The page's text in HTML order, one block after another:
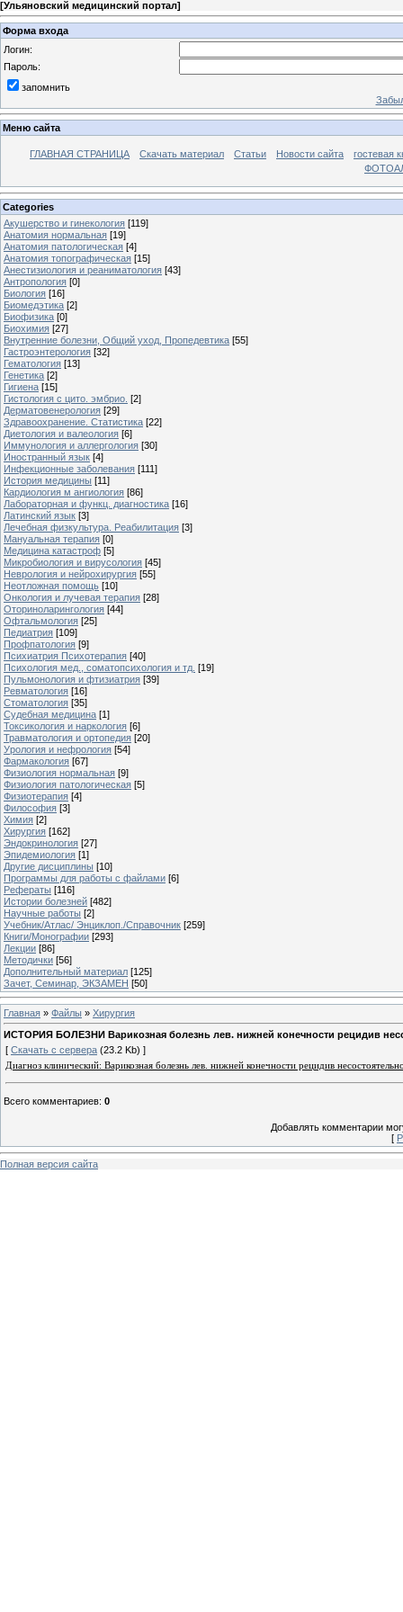
[Ульяновский медицинский портал]
Форма входа
Логин:
Пароль:
запомнить
Меню сайта
ГЛАВНАЯ СТРАНИЦА Скачать материал Статьи Новости сайта
гостевая
Categories
Акушерство и гинекология [119]
Анатомия нормальная [19]
Анатомия патологическая [4]
Анатомия топографическая [15]
Анестизиология и реаниматология [43]
Антропология [0]
Биология [16]
Биомедэтика [2]
Биофизика [0]
Биохимия [27]
Внутренние болезни, Общий уход, Пропедевтика [55]
Гастроэнтерология [32]
Гематология [13]
Генетика [2]
Гигиена [15]
Гистология с цито. эмбрио. [2]
Дерматовенерология [29]
Здравоохранение. Статистика [22]
Диетология и валеология [6]
Иммунология и аллергология [30]
Иностранный язык [4]
Инфекционные заболевания [111]
История медицины [11]
Кардиология м ангиология [86]
Лабораторная и функц. диагностика [16]
Латинский язык [3]
Лечебная физкультура. Реабилитация [3]
Мануальная терапия [0]
Медицина катастроф [5]
Микробиология и вирусология [45]
Неврология и нейрохирургия [55]
Неотложная помощь [10]
Онкология и лучевая терапия [28]
Оториноларингология [44]
Офтальмология [25]
Педиатрия [109]
Профпатология [9]
Психиатрия Психотерапия [40]
Психология мед., соматопсихология и тд. [19]
Пульмонология и фтизиатрия [39]
Ревматология [16]
Стоматология [35]
Судебная медицина [1]
Токсикология и наркология [6]
Травматология и ортопедия [20]
Урология и нефрология [54]
Фармакология [67]
Физиология нормальная [9]
Физиология патологическая [5]
Физиотерапия [4]
Философия [3]
Химия [2]
Хирургия [162]
Эндокринология [27]
Эпидемиология [1]
Другие дисциплины [10]
Программы для работы с файлами [6]
Рефераты [116]
Истории болезней [482]
Научные работы [2]
Учебник/Атлас/ Энциклоп./Справочник [259]
Книги/Монографии [293]
Лекции [86]
Методички [56]
Дополнительный материал [125]
Зачет, Семинар, ЭКЗАМЕН [50]
Главная » Файлы » Хирургия
ИСТОРИЯ БОЛЕЗНИ Варикозная болезнь лев. нижней конечности рецидив
[ Скачать с сервера (23.2 Kb) ]
Диагноз клинический: Варикозная болезнь лев. нижней конечности рецидив
Всего комментариев: 0
Добавлять комментарии
[
Полная версия сайта